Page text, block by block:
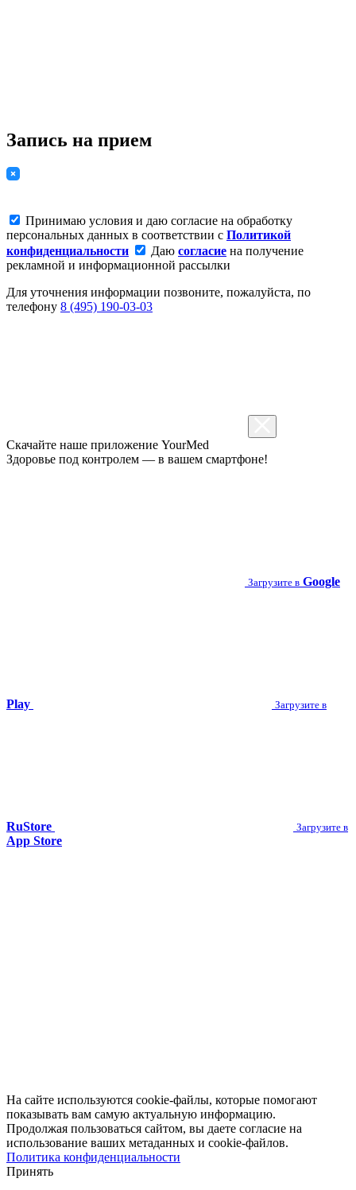
Запись на прием
Принимаю условия и даю согласие на обработку
персональных данных в соответствии с Политикой
конфиденциальности
Даю согласие на получение
рекламной и информационной рассылки
Для уточнения информации позвоните, пожалуйста, по
телефону 8 (495) 190-03-03
Скачайте наше приложение YourMed
Здоровье под контролем — в вашем смартфоне!
Загрузите в Google
Play Загрузите в
RuStore Загрузите в
App Store
На сайте используются cookie-файлы, которые помогают
показывать вам самую актуальную информацию.
Продолжая пользоваться сайтом, вы даете согласие на
использование ваших метаданных и cookie-файлов.
Политика конфиденциальности
Принять